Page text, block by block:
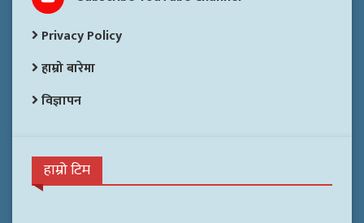
Privacy Policy
हाम्रो बारेमा
विज्ञापन
हाम्रो टिम